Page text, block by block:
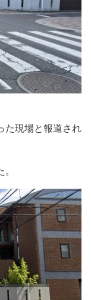
た現場と報道され